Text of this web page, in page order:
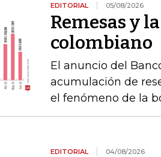
EDITORIAL 05/08/2026
Remesas y
colombiano
El anuncio del
acumulación de
el fenómeno de la
EDITORIAL 04/08/2026